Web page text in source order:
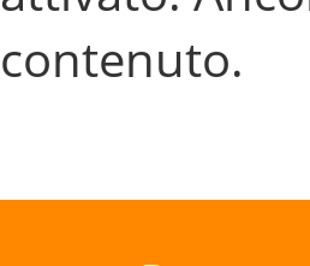
contenuto.